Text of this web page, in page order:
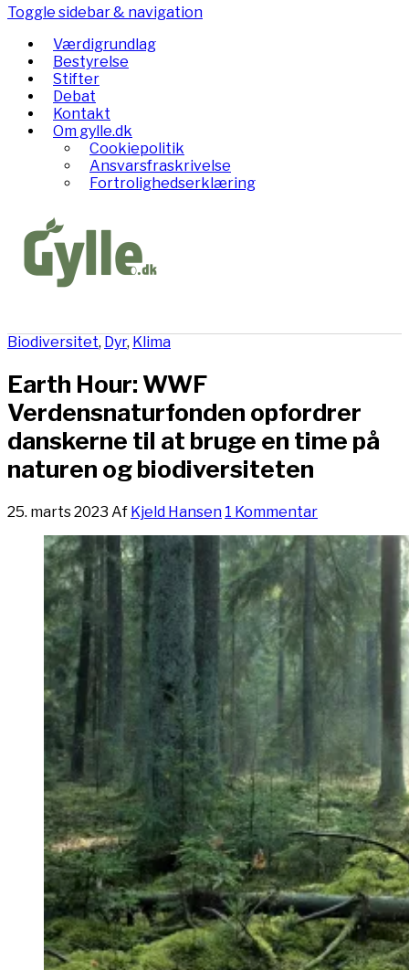
Toggle sidebar & navigation
Værdigrundlag
Bestyrelse
Stifter
Debat
Kontakt
Om gylle.dk
Cookiepolitik
Ansvarsfraskrivelse
Fortrolighedserklæring
Biodiversitet, Dyr, Klima
Earth Hour: WWF
Verdensnaturfonden opfordrer
danskerne til at bruge en time på
naturen og biodiversiteten
25. marts 2023 Af Kjeld Hansen 1 Kommentar